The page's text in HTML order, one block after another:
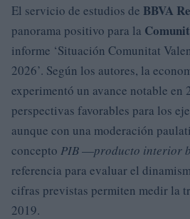
El servicio de estudios de BBVA
panorama positivo para la
informe ‘Situación Comunitat
2026’. Según los autores, la
experimentó un avance notable en
perspectivas favorables para los
aunque con una moderación
concepto PIB—producto interior
referencia para evaluar el
cifras previstas permiten medir la
2019.